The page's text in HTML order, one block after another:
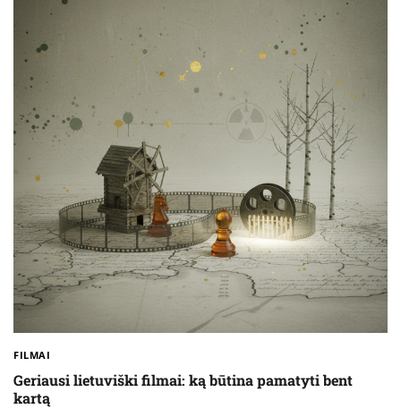
FILMAI
Geriausi lietuviški filmai: ką būtina pamatyti bent
kartą